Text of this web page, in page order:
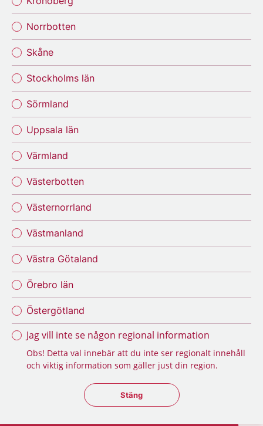
Norrbotten
Skåne
Stockholms län
Sörmland
Uppsala län
Värmland
Västerbotten
Västernorrland
Västmanland
Västra Götaland
Örebro län
Östergötland
Jag vill inte se någon regional information
Obs! Detta val innebär att du inte ser regionalt innehåll
och viktig information som gäller just din region.
Stäng regionsväljaren
Stäng